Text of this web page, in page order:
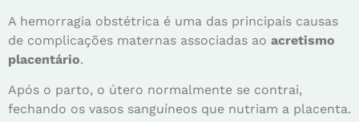
A hemorragia obstétrica é uma das principais causas
de complicações maternas associadas ao acretismo
placentário.
Após o parto, o útero normalmente se contrai,
fechando os vasos sanguíneos que nutriam a placenta.